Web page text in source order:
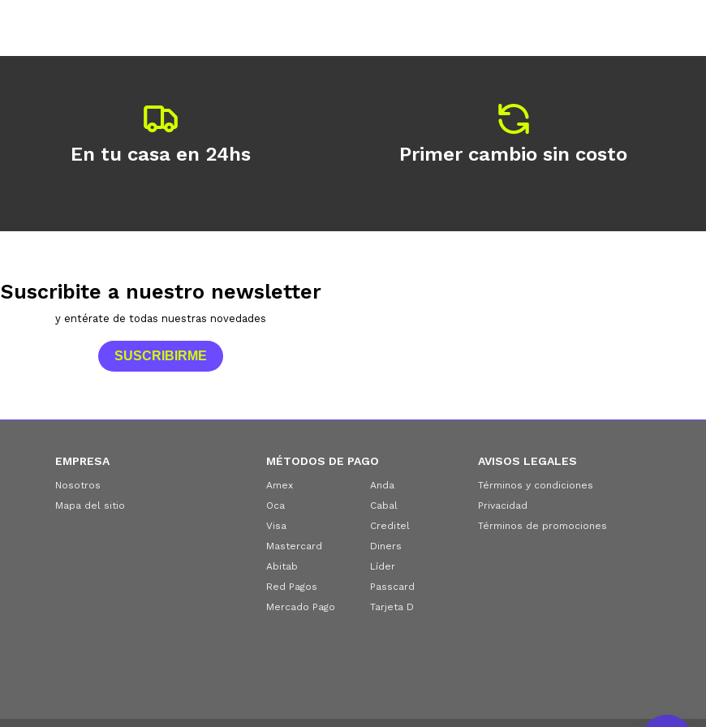
EMPRESA
Nosotros
Mapa del sitio
MÉTODOS DE PAGO
Amex
Oca
Visa
Mastercard
Abitab
Red Pagos
Mercado Pago
Anda
Cabal
Creditel
Diners
Líder
Passcard
Tarjeta D
AVISOS LEGALES
Términos y condiciones
Privacidad
Términos de promociones
En tu casa en 24hs Primer cambio sin costo
Suscribite a nuestro newsletter
y entérate de todas nuestras novedades
SUSCRIBIRME